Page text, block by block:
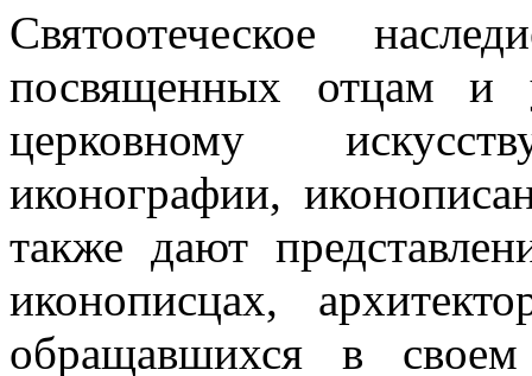
Святоотеческое
посвященных отцам и
церковному
иконографии,
также дают
иконописцах,
обращавшихся в своем